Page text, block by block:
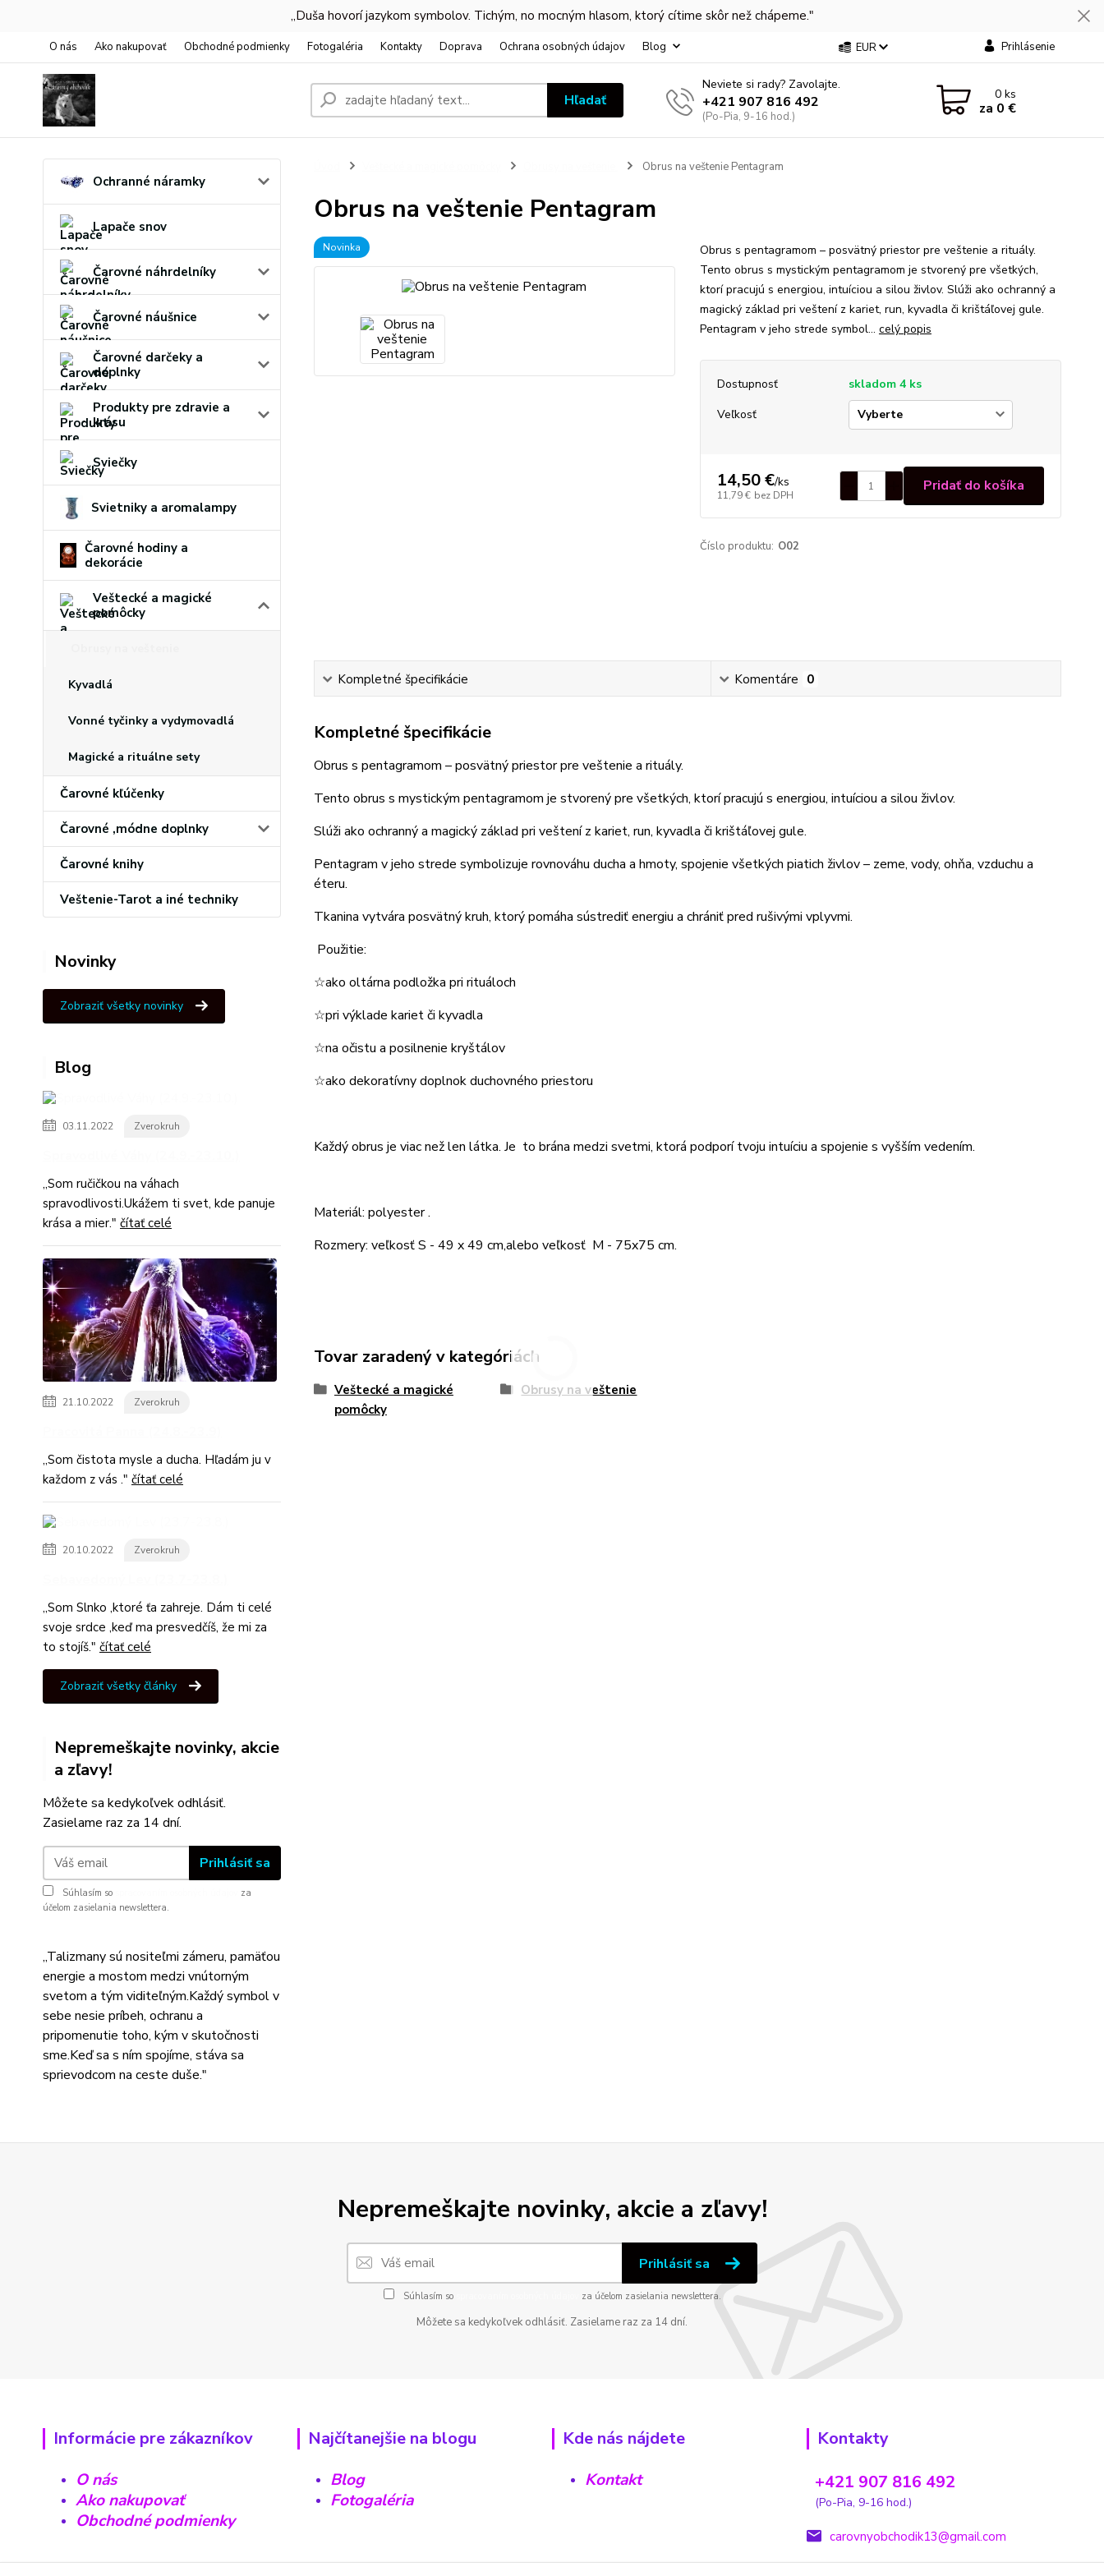
,,Duša hovorí jazykom symbolov. Tichým, no mocným hlasom, ktorý cítime skôr než chápeme."
O nás Ako nakupovať Obchodné podmienky Fotogaléria Kontakty Doprava Ochrana osobných údajov Blog EUR Prihlásenie
Hľadať
Neviete si rady? Zavolajte.
+421 907 816 492
(Po-Pia, 9-16 hod.)
0ks
za 0 €
Ochranné náramky
Lapače snov
Čarovné náhrdelníky
Čarovné náušnice
Čarovné darčeky a
doplnky
Produkty pre zdravie a
krásu
Sviečky
Svietniky a aromalampy
Čarovné hodiny a
dekorácie
Veštecké a magické
pomôcky
Kyvadlá
Vonné tyčinky a vydymovadlá
Magické a rituálne sety
Čarovné kľúčenky
Čarovné ,módne doplnky
Čarovné knihy
Veštenie-Tarot a iné techniky
Novinky
Zobraziť všetky novinky
Blog
03.11.2022 Zverokruh
,,Som ručičkou na váhach
spravodlivosti.Ukážem ti svet, kde panuje
krása a mier." čítať celé
21.10.2022 Zverokruh
,,Som čistota mysle a ducha. Hľadám ju v
každom z vás ." čítať celé
20.10.2022 Zverokruh
,,Som Slnko ,ktoré ťa zahreje. Dám ti celé
svoje srdce ,keď ma presvedčíš, že mi za
to stojíš." čítať celé
Zobraziť všetky články
Nepremeškajte novinky, akcie
a zľavy!
Môžete sa kedykoľvek odhlásiť.
Zasielame raz za 14 dní.
Prihlásiť sa
Súhlasím so
za
účelom zasielania newslettera.
,,Talizmany sú nositeľmi zámeru, pamäťou
energie a mostom medzi vnútorným
svetom a tým viditeľným.Každý symbol v
sebe nesie príbeh, ochranu a
pripomenutie toho, kým v skutočnosti
sme.Keď sa s ním spojíme, stáva sa
sprievodcom na ceste duše."
Obrus na veštenie Pentagram
Obrus na veštenie Pentagram
Novinka
Obrus s pentagramom – posvätný priestor pre veštenie a rituály.
Tento obrus s mystickým pentagramom je stvorený pre všetkých,
ktorí pracujú s energiou, intuíciou a silou živlov. Slúži ako ochranný a
magický základ pri veštení z kariet, run, kyvadla či krištáľovej gule.
Pentagram v jeho strede symbol... celý popis
Dostupnosť
skladom 4 ks
Veľkosť
14,50 €/ks
11,79 € bez DPH
Pridať do košíka
Číslo produktu: O02
Kompletné špecifikácie Komentáre 0
Kompletné špecifikácie
Obrus s pentagramom – posvätný priestor pre veštenie a rituály.
Tento obrus s mystickým pentagramom je stvorený pre všetkých, ktorí pracujú s energiou, intuíciou a silou živlov.
Slúži ako ochranný a magický základ pri veštení z kariet, run, kyvadla či krištáľovej gule.
Pentagram v jeho strede symbolizuje rovnováhu ducha a hmoty, spojenie všetkých piatich živlov – zeme, vody, ohňa, vzduchu a
éteru.
Tkanina vytvára posvätný kruh, ktorý pomáha sústrediť energiu a chrániť pred rušivými vplyvmi.
Použitie:
☆ako oltárna podložka pri rituáloch
☆pri výklade kariet či kyvadla
☆na očistu a posilnenie kryštálov
☆ako dekoratívny doplnok duchovného priestoru
Každý obrus je viac než len látka. Je to brána medzi svetmi, ktorá podporí tvoju intuíciu a spojenie s vyšším vedením.
Materiál: polyester .
Rozmery: veľkosť S - 49 x 49 cm,alebo veľkosť M - 75x75 cm.
Tovar zaradený v kategóriách
Veštecké a magické
pomôcky
Obrusy na veštenie
Nepremeškajte novinky, akcie a zľavy!
Prihlásiť sa
Súhlasím so za účelom zasielania newslettera.
Môžete sa kedykoľvek odhlásiť. Zasielame raz za 14 dní.
Informácie pre zákazníkov
O nás
Ako nakupovať
Obchodné podmienky
Najčítanejšie na blogu
Blog
Fotogaléria
Kde nás nájdete
Kontakt
Kontakty
+421 907 816 492
(Po-Pia, 9-16 hod.)
carovnyobchodik13@gmail.com